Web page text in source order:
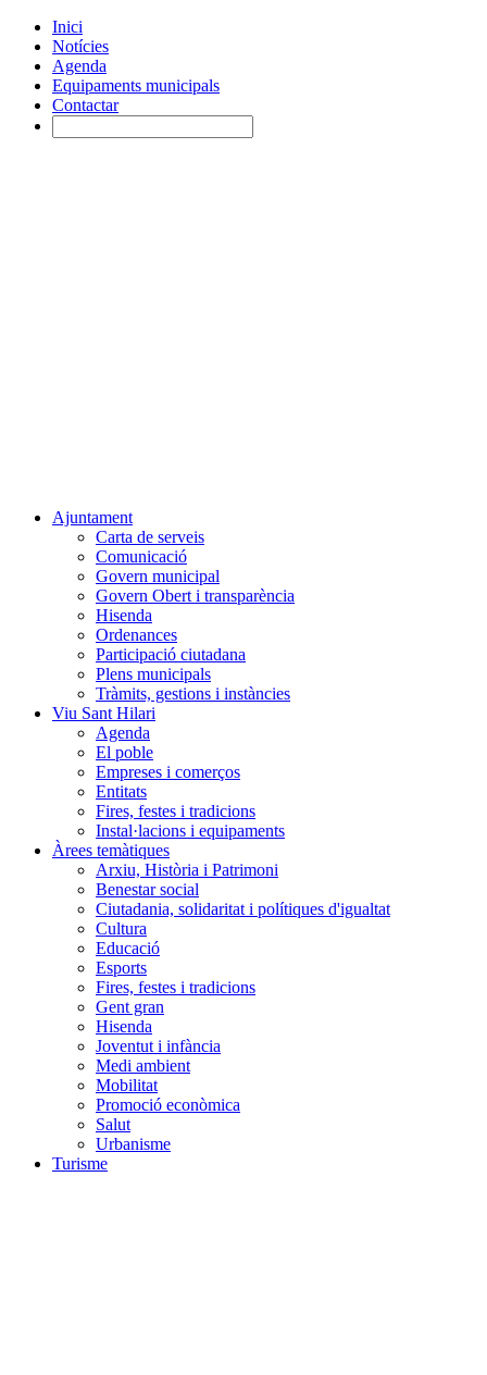
Inici
Notícies
Agenda
Equipaments municipals
Contactar
Ajuntament
Carta de serveis
Comunicació
Govern municipal
Govern Obert i transparència
Hisenda
Ordenances
Participació ciutadana
Plens municipals
Tràmits, gestions i instàncies
Viu Sant Hilari
Agenda
El poble
Empreses i comerços
Entitats
Fires, festes i tradicions
Instal·lacions i equipaments
Àrees temàtiques
Arxiu, Història i Patrimoni
Benestar social
Ciutadania, solidaritat i polítiques d'igualtat
Cultura
Educació
Esports
Fires, festes i tradicions
Gent gran
Hisenda
Joventut i infància
Medi ambient
Mobilitat
Promoció econòmica
Salut
Urbanisme
Turisme